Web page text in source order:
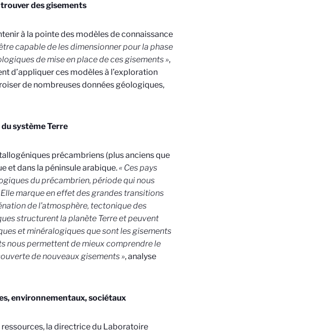
des gisements
à la pointe des modèles de connaissance
capable de les dimensionner pour la phase
de mise en place de ces gisements »,
d’appliquer ces modèles à l’exploration
de nombreuses données géologiques,
système Terre
précambriens (plus anciens que
et dans la péninsule arabique.« Ces pays
du précambrien, période qui nous
marque en effet des grandes transitions
de l’atmosphère, tectonique des
structurent la planète Terre et peuvent
et minéralogiques que sont les gisements
nous permettent de mieux comprendre le
de nouveaux gisements », analyse
environnementaux, sociétaux
la directrice du Laboratoire